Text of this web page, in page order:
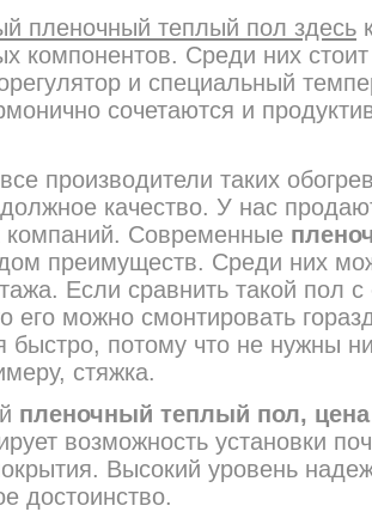
пленочный теплый пол здесь
компонентов. Среди них
и специальный
сочетаются и
производители таких
качество. У нас
компаний. Современные
преимуществ. Среди них
Если сравнить такой пол
его можно смонтировать
быстро, потому что не нужны
стяжка.
пленочный теплый пол, цена
возможность установки
Высокий уровень
достоинство.